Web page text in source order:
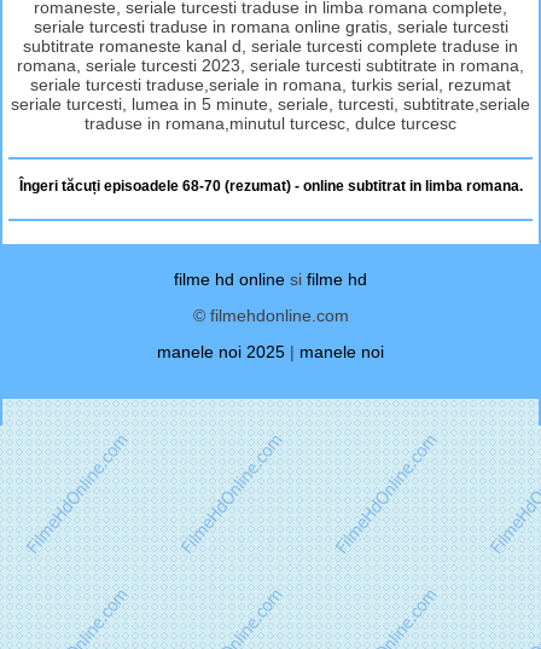
romaneste, seriale turcesti traduse in limba romana complete,
seriale turcesti traduse in romana online gratis, seriale turcesti
subtitrate romaneste kanal d, seriale turcesti complete traduse in
romana, seriale turcesti 2023, seriale turcesti subtitrate in romana,
seriale turcesti traduse,seriale in romana, turkis serial, rezumat
seriale turcesti, lumea in 5 minute, seriale, turcesti, subtitrate,seriale
traduse in romana,minutul turcesc, dulce turcesc
Îngeri tăcuți episoadele 68-70 (rezumat) - online subtitrat in limba romana.
filme hd online si filme hd
© filmehdonline.com
manele noi 2025 | manele noi